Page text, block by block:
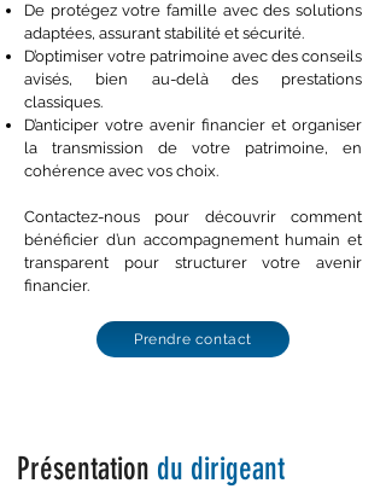
De protégez votre famille avec des solutions
adaptées, assurant stabilité et sécurité.
D’optimiser votre patrimoine avec des conseils
avisés, bien au-delà des prestations
classiques.
D’anticiper votre avenir financier et organiser
la transmission de votre patrimoine, en
cohérence avec vos choix.
Contactez-nous pour découvrir comment
bénéficier d’un accompagnement humain et
transparent pour structurer votre avenir
financier.
Prendre contact
Présentation du dirigeant